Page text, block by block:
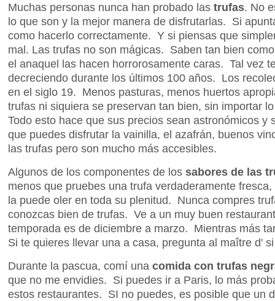
Muchas personas nunca han probado las trufas. No
lo que son y la mejor manera de disfrutarlas. Si
como hacerlo correctamente. Y si piensas que
mal. Las trufas no son mágicas. Saben tan bien
el anaquel las hacen horrorosamente caras. Tal vez
decreciendo durante los últimos 100 años. Los
en el siglo 19. Menos pasturas, menos huertos
trufas ni siquiera se preservan tan bien, sin importar
Todo esto hace que sus precios sean astronómicos
que puedes disfrutar la vainilla, el azafrán, buenos
las trufas pero son mucho más accesibles.
Algunos de los componentes de los sabores de las
menos que pruebes una trufa verdaderamente
la puede oler en toda su plenitud. Nunca compres
conozcas bien de trufas. Ve a un muy buen
temporada es de diciembre a marzo. Mientras más
Si te quieres llevar una a casa, pregunta al maître d'
Durante la pascua, comí una comida con trufas
que no me envidies. Si puedes ir a Paris, lo más
estos restaurantes. SI no puedes, es posible que un